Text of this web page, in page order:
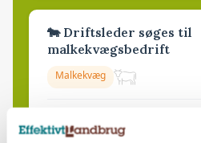
🐄 Driftsleder søges til
malkekvægsbedrift
Malkekvæg